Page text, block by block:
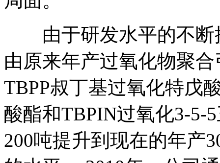
由于研发水平的不断
由原来年产过氧化物聚
TBPP叔丁基过氧化特戊
酸酯和TBPIN过氧化3-5-
200吨提升到现在的年产